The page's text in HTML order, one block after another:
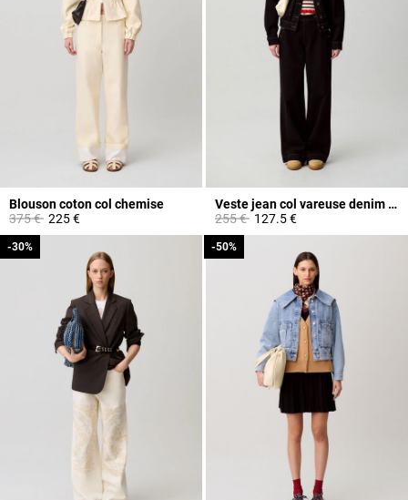
Blouson coton col chemise
Prix réduit à partir de
375 €à225 €
Veste jean col vareuse denim noir
Prix réduit à partir de
255 €à127.5 €
-30%
-30% -50%
-50%